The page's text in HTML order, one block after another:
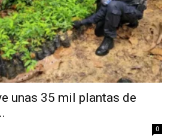
unas 35 mil plantas de
0